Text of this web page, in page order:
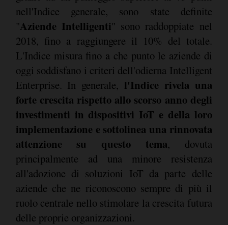
nell'Indice generale, sono state definite
"Aziende Intelligenti" sono raddoppiate nel
2018, fino a raggiungere il 10% del totale.
L'Indice misura fino a che punto le aziende di
oggi soddisfano i criteri dell'odierna Intelligent
Enterprise. In generale, l'Indice rivela una
forte crescita rispetto allo scorso anno degli
investimenti in dispositivi IoT e della loro
implementazione e sottolinea una rinnovata
attenzione su questo tema, dovuta
principalmente ad una minore resistenza
all'adozione di soluzioni IoT da parte delle
aziende che ne riconoscono sempre di più il
ruolo centrale nello stimolare la crescita futura
delle proprie organizzazioni.